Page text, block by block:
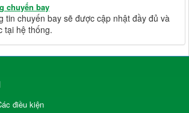
chuyến bay
tin chuyến bay sẽ được cập nhật đầy đủ và
tại hệ thống.
điều kiện